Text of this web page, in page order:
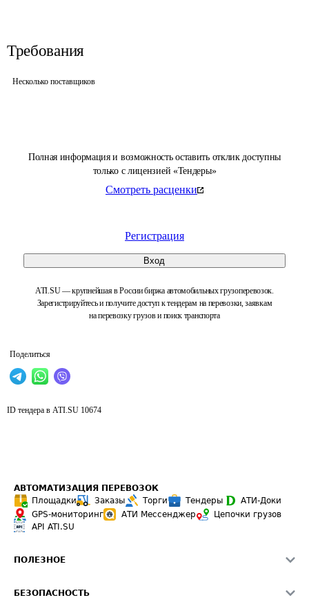
Полная информация и возможность оставить отклик доступны
только с лицензией «Тендеры»
Смотреть расценки
Регистрация
Вход
ATI.SU — крупнейшая в России биржа автомобильных грузоперевозок.
Зарегистрируйтесь и получите доступ к тендерам на перевозки, заявкам
на перевозку грузов и поиск транспорта
Поделиться
Требования
Несколько поставщиков
ID тендера в ATI.SU 10674
АВТОМАТИЗАЦИЯ ПЕРЕВОЗОК
Площадки
Заказы Торги Тендеры
АТИ-Доки
GPS-мониторинг
АТИ Мессенджер
Цепочки грузов
API ATI.SU
ПОЛЕЗНОЕ
БЕЗОПАСНОСТЬ